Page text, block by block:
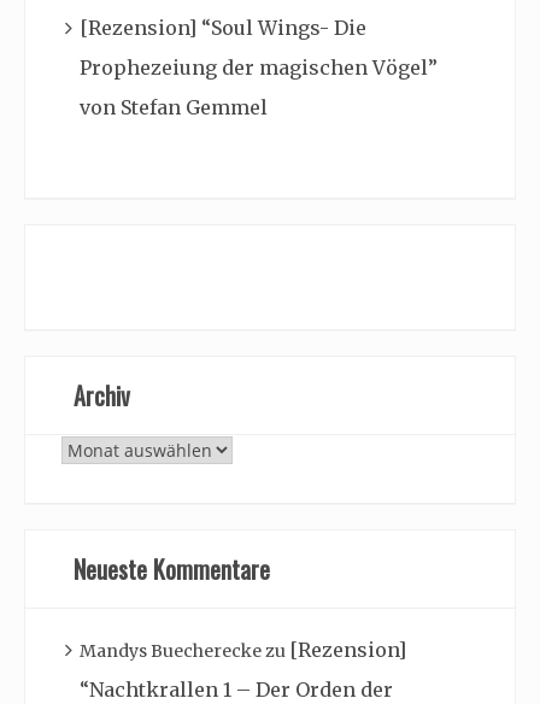
[Rezension] “Soul Wings- Die
Prophezeiung der magischen Vögel”
von Stefan Gemmel
Archiv
Archiv
Neueste Kommentare
Mandys Buechereckezu [Rezension]
“Nachtkrallen 1 – Der Orden der